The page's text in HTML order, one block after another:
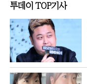
투데이 TOP기사